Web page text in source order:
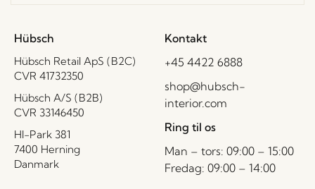
Hübsch
Hübsch Retail ApS (B2C)
CVR 41732350
Hübsch A/S (B2B)
CVR 33146450
HI-Park 381
7400 Herning
Danmark
Kontakt
+45 4422 6888
shop@hubsch-
interior.com
Ring til os
Man – tors: 09:00 – 15:00
Fredag: 09:00 – 14:00